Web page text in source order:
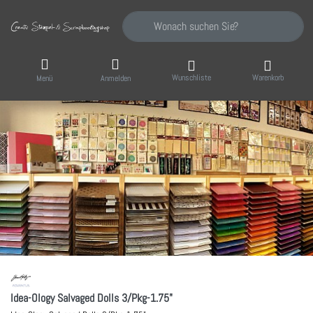
Geben Sie einen Suchbegriff ein. Während
Menü Anmelden Wunschliste Warenkorb
Idea-Ology Salvaged Dolls 3/Pkg-1.75"